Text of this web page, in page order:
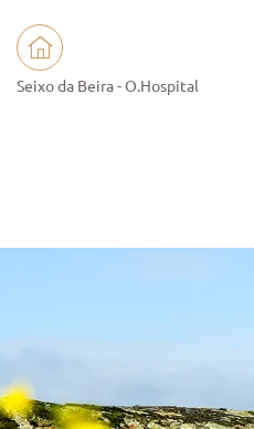
Seixo da Beira - O.Hospital